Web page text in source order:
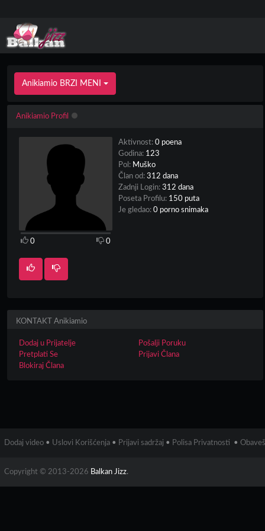
Anikiamio BRZI MENI
Anikiamio Profil
0 0
Aktivnost:0 poena
Godina: 123
Pol: Muško
Član od:312 dana
Zadnji Login:312 dana
Poseta Profilu: 150 puta
Je gledao:0 porno snimaka
KONTAKT Anikiamio
Dodaj u Prijatelje
Pošalji Poruku
Pretplati Se
Prijavi Člana
Blokiraj Člana
Dodaj video • Uslovi Korišćenja • Prijavi sadržaj • Polisa Privatnosti •
Copyright © 2013-2026 Balkan Jizz.